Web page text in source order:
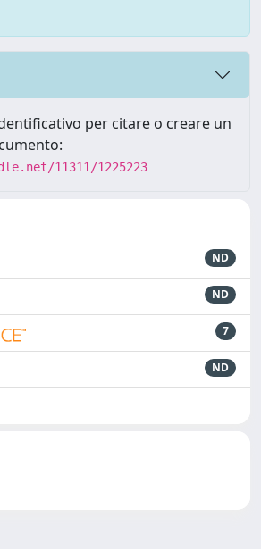
per citare o creare un
11311/1225223
ND
ND
7
ND